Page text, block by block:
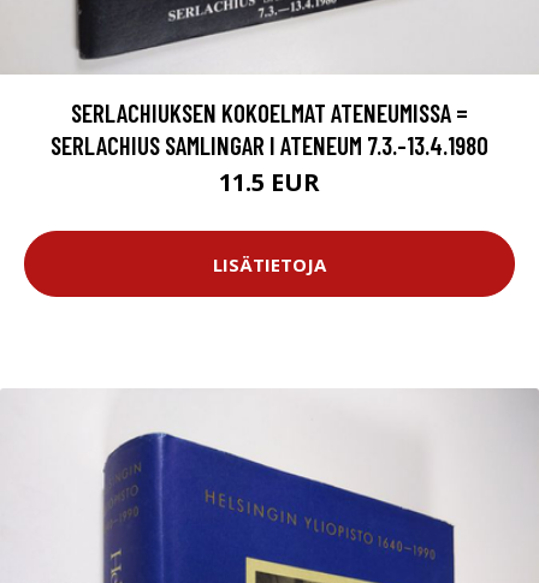
SERLACHIUKSEN KOKOELMAT ATENEUMISSA =
SERLACHIUS SAMLINGAR I ATENEUM 7.3.-13.4.1980
11.5 EUR
LISÄTIETOJA